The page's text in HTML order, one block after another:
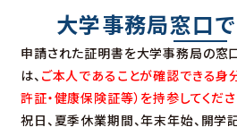
大学事務局窓口
申請された証明書を大学事務局の窓
は、 ご本人であることが確認できる身
許証・健康保険証等）を持参してくださ
祝日、夏季休業期間、年末年始、開